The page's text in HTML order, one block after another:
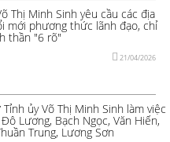
Thị Minh Sinh yêu cầu các địa
mới phương thức lãnh đạo, chỉ
thần "6 rõ"
21/04/2026
ủy Võ Thị Minh Sinh làm việc
Lương, Bạch Ngọc, Văn Hiến,
Trung, Lương Sơn